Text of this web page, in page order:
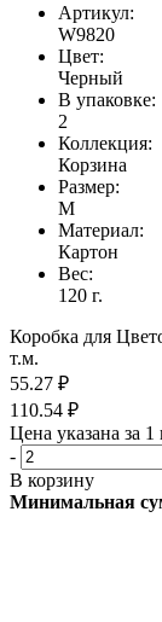
Артикул:
W9820
Цвет:
Черный
В упаковке:
2
Коллекция:
Корзина
Размер:
M
Материал:
Картон
Вес:
120 г.
Коробка для
т.м.
55.27 ₽
110.54 ₽
Цена указана за 1
-
В корзину
Минимальная